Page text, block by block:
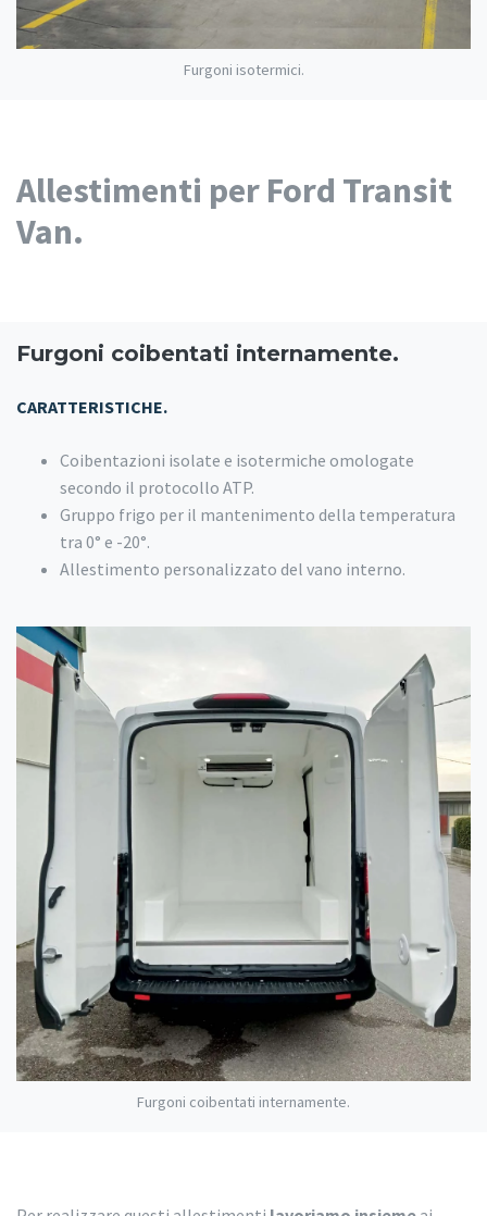
Furgoni isotermici.
Allestimenti per Ford Transit
Van.
Furgoni coibentati internamente.
CARATTERISTICHE.
Coibentazioni isolate e isotermiche omologate
secondo il protocollo ATP.
Gruppo frigo per il mantenimento della temperatura
tra 0° e -20°.
Allestimento personalizzato del vano interno.
Furgoni coibentati internamente.